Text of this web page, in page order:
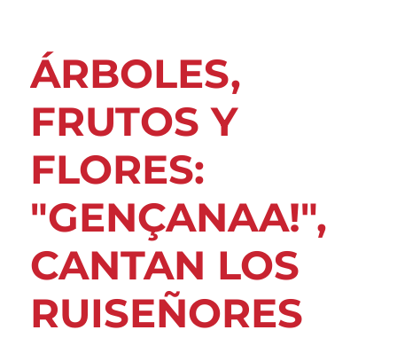
ÁRBOLES,
FRUTOS Y
FLORES:
"GENÇANAA!",
CANTAN LOS
RUISEÑORES